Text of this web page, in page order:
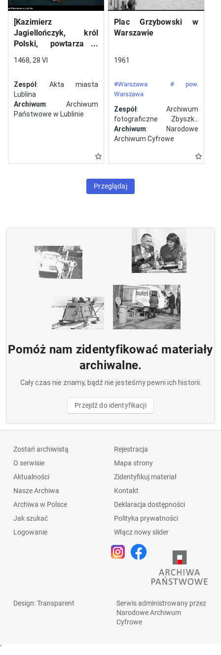
[Kazimierz
Jagiellończyk, król
Polski, powtarza i
wystawiony w Lublinie,
Jana ze Szczekocin,
starostę
1468, 28 VI
Zespół: Akta miasta
Lublina
Archiwum: Archiwum
Państwowe w Lublinie
Plac Grzybowski w
Warszawie
1961
#Warszawa
# pow.
Warszawa
Zespół: Archiwum
fotograficzne Zbyszka
Siemaszki
Archiwum: Narodowe
Archiwum Cyfrowe
Przeglądaj
Pomóż nam zidentyfikować materiały
archiwalne.
Cały czas nie znamy, bądź nie jesteśmy pewni ich historii.
Przejdź do identyfikacji
Zostań archiwistą
O serwisie
Aktualności
Nasze Archiwa
Archiwa w Polsce
Jak szukać
Logowanie
Rejestracja
Mapa strony
Zidentyfikuj materiał
Kontakt
Deklaracja dostępności
Polityka prywatności
Włącz nowy slider
Design: Transparent
Serwis administrowany przez
Narodowe Archiwum
Cyfrowe
`